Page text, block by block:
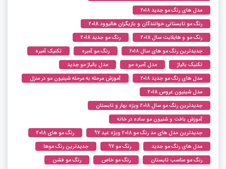
مدل های رنگ مو جدید ۲۰۱۸
رنگ مو تابستانی خوانندگان و بازیگران هالیوود 2018
رنگ مو و هایلایت سال 2018
رنگ مو جدید 2018
جدیدترین رنگ مو های سال ۲۰۱۸
رنگ مو آمبره
تکنیک آمبره
تکنیک بالیاژ
مدل آمبره مو
مدل بالیاژ مو جدید
مدل های رنگ مو جدید ۲۰۱۸
آموزش مرحله به مرحله شینیون مو در منزل
مدل شینیون عروس 2018
جدیدترین رنگ مو سال 2018 ویژه بهار و تابستان
آموزش بافت و شنیون مو ساده در خانه
جدیدترین مدل های مد رنگ مو 2018 ویژه عید 97
رنگ مو های 2018
مدل های رنگ مو جدید
رنگ مو 97
جدیدترین رنگ موها
رنگ مو مناسب تابستان
رنگ مو خاص
رنگ مو فشن